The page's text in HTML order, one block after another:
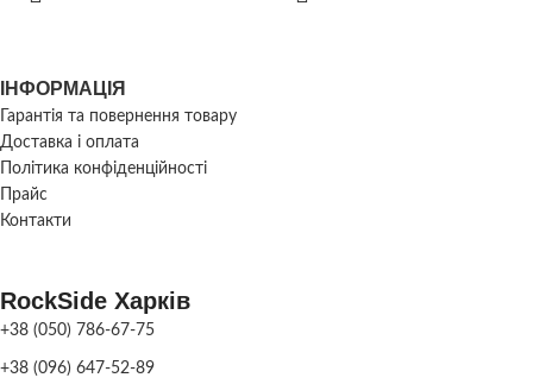
ІНФОРМАЦІЯ
Гарантія та повернення товару
Доставка і оплата
Політика конфіденційності
Прайс
Контакти
RockSide Харків
+38 (050) 786-67-75
+38 (096) 647-52-89